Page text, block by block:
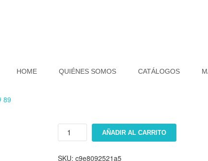
HOME QUIÉNES SOMOS CATÁLOGOS
89
Cornisa
cantidad
AÑADIR AL CARRITO
SKU: c9e8092521a5